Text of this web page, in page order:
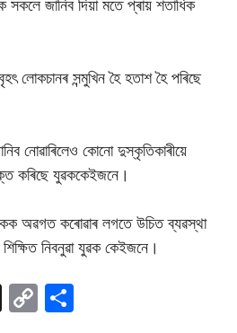
জানিব দিয়া মতে প্ৰায় শতাধিক
লোকচানৰ সন্মুখিন হৈ হতাশ হৈ পৰিছে
নোৱাৰিলেও কোনো দুস্কৃতিকাৰীয়ে
কৰিছে যুৱককেইজনে।
অৱগত কৰোৱাৰ লগতে উচিত ব্যৱস্থা
নিবনুৱা যুৱক কেইজনে।
X
C